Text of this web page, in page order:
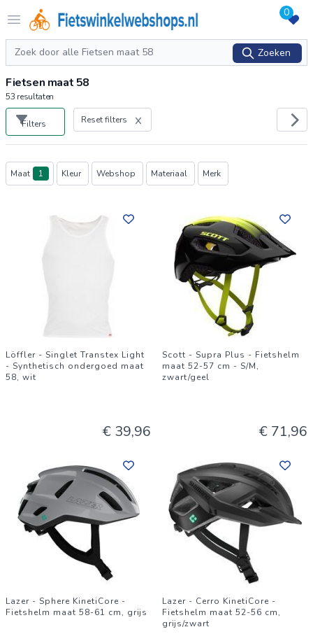
Open menu
Logo Fietswinkelwebshops.nl 0
Zoeken
Zoeken
Fietsen maat 58
53 resultaten
Filters Reset filters
Producten
Maat 1 Kleur Webshop Materiaal Merk
Löffler - Singlet Transtex Light
- Synthetisch ondergoed maat
58, wit
€ 39,96
Scott - Supra Plus - Fietshelm
maat 52-57 cm - S/M,
zwart/geel
€ 71,96
Lazer - Sphere KinetiCore -
Fietshelm maat 58-61 cm, grijs
Lazer - Cerro KinetiCore -
Fietshelm maat 52-56 cm,
grijs/zwart